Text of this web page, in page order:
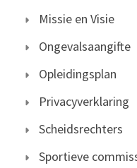
Missie en Visie
Ongevalsaangifte
Opleidingsplan
Privacyverklaring
Scheidsrechters
Sportieve